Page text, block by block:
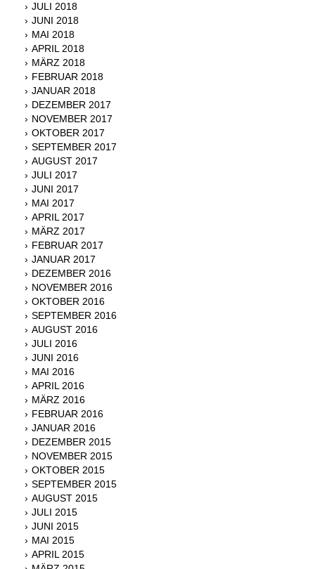
JULI 2018
JUNI 2018
MAI 2018
APRIL 2018
MÄRZ 2018
FEBRUAR 2018
JANUAR 2018
DEZEMBER 2017
NOVEMBER 2017
OKTOBER 2017
SEPTEMBER 2017
AUGUST 2017
JULI 2017
JUNI 2017
MAI 2017
APRIL 2017
MÄRZ 2017
FEBRUAR 2017
JANUAR 2017
DEZEMBER 2016
NOVEMBER 2016
OKTOBER 2016
SEPTEMBER 2016
AUGUST 2016
JULI 2016
JUNI 2016
MAI 2016
APRIL 2016
MÄRZ 2016
FEBRUAR 2016
JANUAR 2016
DEZEMBER 2015
NOVEMBER 2015
OKTOBER 2015
SEPTEMBER 2015
AUGUST 2015
JULI 2015
JUNI 2015
MAI 2015
APRIL 2015